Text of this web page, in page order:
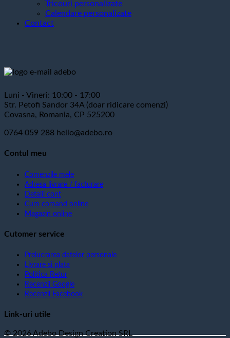
Tricouri personalizate
Calendare personalizate
Contact
Luni - Vineri: 10:00 - 17:00
Str. Petofi Sandor 34A (doar ridicare comenzi)
Covasna, Romania, CP 525200
0764 059 288 hello@adebo.ro
Contul meu
Comenzile mele
Adresa livrare / facturare
Detalii cont
Cum comand online
Magazin online
Cutomer service
Prelucrarea datelor personale
Livrare si plata
Politica Retur
Recenzii Google
Recenzii Facebook
Link-uri utile
© 2026 Adebo Design Creation SRL